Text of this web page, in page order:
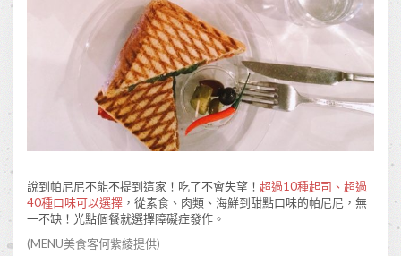
說到帕尼尼不能不提到這家！吃了不會失望！ 超過10種起司、超過
40種口味可以選擇 ，從素食、肉類、海鮮到甜點口味的帕尼尼，無
一不缺！光點個餐就選擇障礙症發作。
(MENU美食客何紫綾提供)